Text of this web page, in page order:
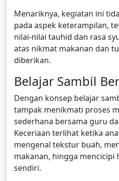
Menariknya, kegiatan ini
pada aspek keterampilan,
nilai-nilai tauhid dan rasa
atas nikmat makanan dan
diberikan.
Belajar Sambil
Dengan konsep belajar
tampak menikmati proses
sederhana bersama guru
Keceriaan terlihat ketika
mengenal tekstur buah,
makanan, hingga mencicipi
sendiri.